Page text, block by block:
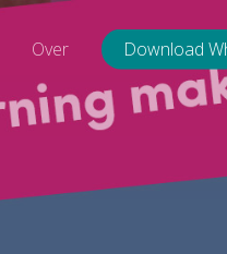
Over Download